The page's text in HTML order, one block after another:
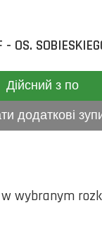
- OS.
Дійсний з по
додаткові
wybranym